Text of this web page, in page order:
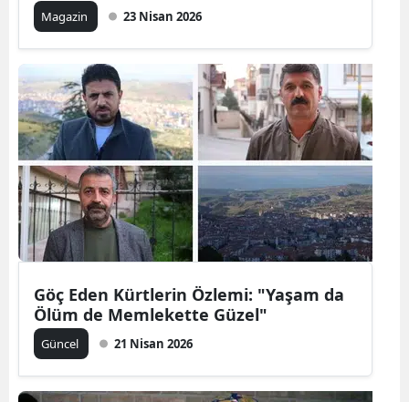
Magazin 23 Nisan 2026
Göç Eden Kürtlerin Özlemi: "Yaşam da
Ölüm de Memlekette Güzel"
Güncel 21 Nisan 2026